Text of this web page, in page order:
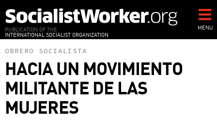
to
main
content
PUBLICATION OF THE
INTERNATIONAL SOCIALIST ORGANIZATION
MENU
OBRERO SOCIALISTA
HACIA UN MOVIMIENTO
MILITANTE DE LAS
MUJERES